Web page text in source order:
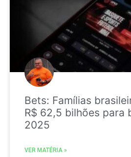
Bets: Famílias
R$ 62,5 bilhões para
2025
VER MATÉRIA »